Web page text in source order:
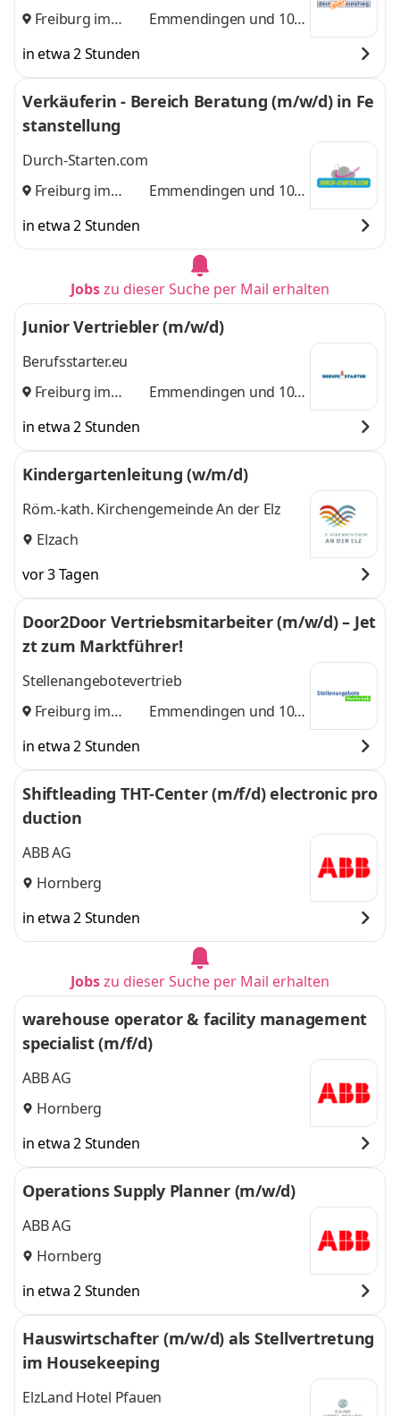
Freiburg im
Emmendingen und 10
in etwa 2 Stunden
Verkäuferin - Bereich Beratung (m/w/d) in Fe
stanstellung
Durch-Starten.com
Freiburg im
Emmendingen und 10
in etwa 2 Stunden
Jobszu dieser Suche per Mail erhalten
Junior Vertriebler (m/w/d)
Berufsstarter.eu
Freiburg im
Emmendingen und 10
in etwa 2 Stunden
Kindergartenleitung (w/m/d)
Röm.-kath. Kirchengemeinde An der Elz
Elzach
vor 3 Tagen
Door2Door Vertriebsmitarbeiter (m/w/d) – Jet
zt zum Marktführer!
Stellenangebotevertrieb
Freiburg im
Emmendingen und 10
in etwa 2 Stunden
Shiftleading THT-Center (m/f/d) electronic pro
duction
ABB AG
Hornberg
in etwa 2 Stunden
Jobszu dieser Suche per Mail erhalten
warehouse operator & facility management
specialist (m/f/d)
ABB AG
Hornberg
in etwa 2 Stunden
Operations Supply Planner (m/w/d)
ABB AG
Hornberg
in etwa 2 Stunden
Hauswirtschafter (m/w/d) als Stellvertretung
im Housekeeping
ElzLand Hotel Pfauen